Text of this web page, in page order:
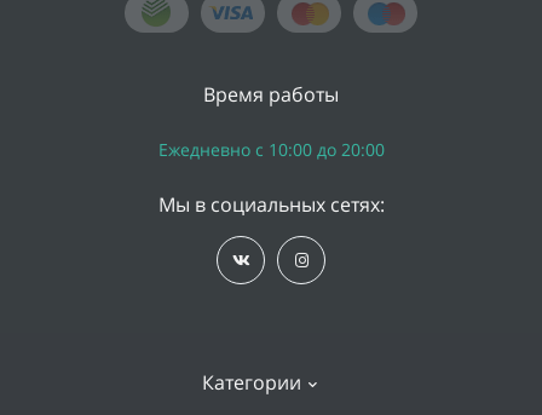
Категории
Время работы
Ежедневно с 10:00 до 20:00
Мы в социальных сетях: